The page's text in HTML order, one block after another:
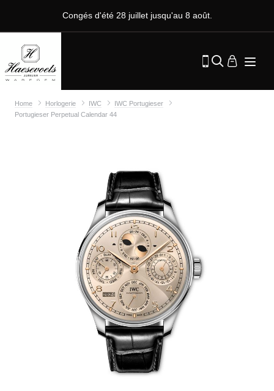
Congés d'été 28 juillet jusqu'au 8 août.
Home Horlogerie IWC
IWC Portugieser
Portugieser Perpetual Calendar 44